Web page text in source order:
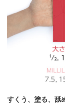
すくう、塗る、舐